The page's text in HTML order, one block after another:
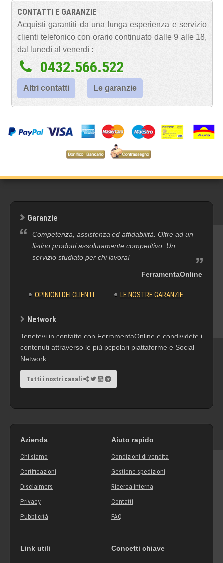
CONTATTI E GARANZIE
Acquisti garantiti da una lunga esperienza e servizio
clienti telefonico con orario continuato dalle 9 alle 18,
dal lunedì al venerdì :
0432.566.522
Altri contatti Le garanzie
Garanzie
Competenza, assistenza ed affidabilità. Oltre ad un
listino prodotti assolutamente competitivo. Un
servizio studiato per chi lavora!
FerramentaOnline
OPINIONI DEI CLIENTI LE NOSTRE GARANZIE
Network
Tenetevi in contatto con FerramentaOnline e condividete i
contenuti attraverso le più popolari piattaforme e Social
Network.
Tutti i nostri canali
Azienda
Chi siamo
Certificazioni
Disclaimers
Privacy
Pubblicità
Aiuto rapido
Condizioni di vendita
Gestione spedizioni
Ricerca interna
Contatti
FAQ
Link utili Concetti chiave